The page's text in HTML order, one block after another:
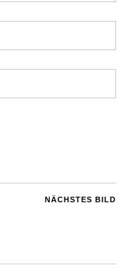
NÄCHSTES BILD